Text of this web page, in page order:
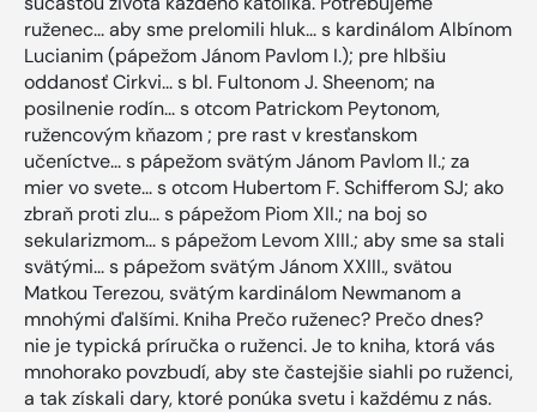
ruženec... aby sme prelomili hluk... s kardinálom Albínom
Lucianim (pápežom Jánom Pavlom I.); pre hlbšiu
oddanosť Cirkvi... s bl. Fultonom J. Sheenom; na
posilnenie rodín... s otcom Patrickom Peytonom,
ružencovým kňazom ; pre rast v kresťanskom
učeníctve... s pápežom svätým Jánom Pavlom II.; za
mier vo svete... s otcom Hubertom F. Schifferom SJ; ako
zbraň proti zlu... s pápežom Piom XII.; na boj so
sekularizmom... s pápežom Levom XIII.; aby sme sa stali
svätými... s pápežom svätým Jánom XXIII., svätou
Matkou Terezou, svätým kardinálom Newmanom a
mnohými ďalšími. Kniha Prečo ruženec? Prečo dnes?
nie je typická príručka o ruženci. Je to kniha, ktorá vás
mnohorako povzbudí, aby ste častejšie siahli po ruženci,
a tak získali dary, ktoré ponúka svetu i každému z nás.